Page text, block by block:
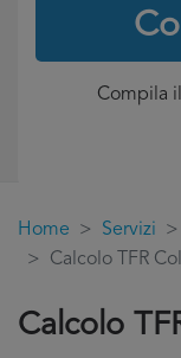
Compila
Home Servizi
Calcolo TFR
Calcolo